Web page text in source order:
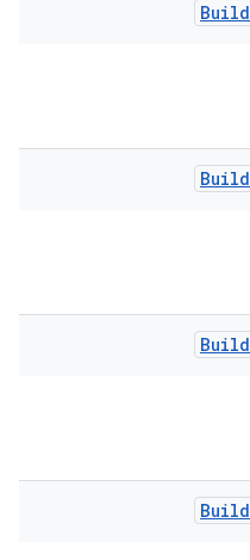
Build
Build
Build
Build